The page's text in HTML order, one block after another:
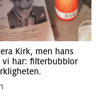
Kirk, men hans
vi har: filterbubblor